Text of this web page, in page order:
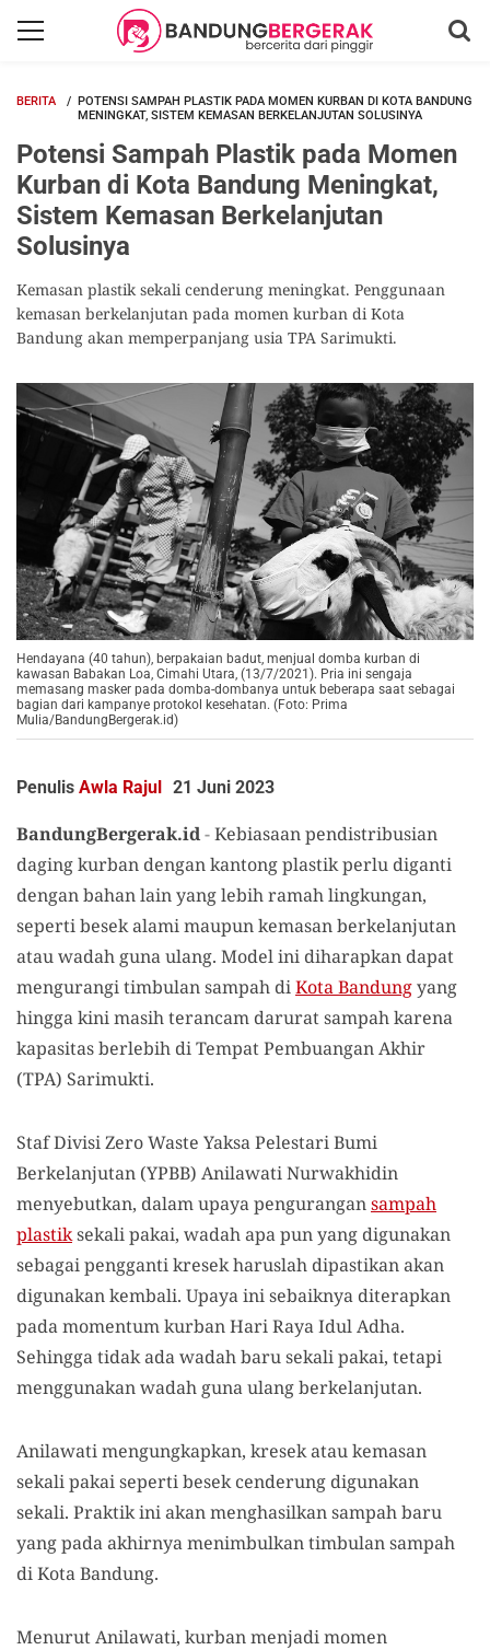
BERITA
POTENSI SAMPAH PLASTIK PADA MOMEN KURBAN DI KOTA BANDUNG
MENINGKAT, SISTEM KEMASAN BERKELANJUTAN SOLUSINYA
Potensi Sampah Plastik pada Momen
Kurban di Kota Bandung Meningkat,
Sistem Kemasan Berkelanjutan
Solusinya
Kemasan plastik sekali cenderung meningkat. Penggunaan
kemasan berkelanjutan pada momen kurban di Kota
Bandung akan memperpanjang usia TPA Sarimukti.
Hendayana (40 tahun), berpakaian badut, menjual domba kurban di
kawasan Babakan Loa, Cimahi Utara, (13/7/2021). Pria ini sengaja
memasang masker pada domba-dombanya untuk beberapa saat sebagai
bagian dari kampanye protokol kesehatan. (Foto: Prima
Mulia/BandungBergerak.id)
Penulis Awla Rajul 21 Juni 2023
BandungBergerak.id-Kebiasaan pendistribusian
daging kurban dengan kantong plastik perlu diganti
dengan bahan lain yang lebih ramah lingkungan,
seperti besek alami maupun kemasan berkelanjutan
atau wadah guna ulang. Model ini diharapkan dapat
mengurangi timbulan sampah diKota Bandungyang
hingga kini masih terancam darurat sampah karena
kapasitas berlebih di Tempat Pembuangan Akhir
(TPA) Sarimukti.
Staf Divisi Zero Waste Yaksa Pelestari Bumi
Berkelanjutan (YPBB) Anilawati Nurwakhidin
menyebutkan, dalam upaya pengurangansampah
plastiksekali pakai, wadah apa pun yang digunakan
sebagai pengganti kresek haruslah dipastikan akan
digunakan kembali. Upaya ini sebaiknya diterapkan
pada momentum kurban Hari Raya Idul Adha.
Sehingga tidak ada wadah baru sekali pakai, tetapi
menggunakan wadah guna ulang berkelanjutan.
Anilawati mengungkapkan, kresek atau kemasan
sekali pakai seperti besek cenderung digunakan
sekali. Praktik ini akan menghasilkan sampah baru
yang pada akhirnya menimbulkan timbulan sampah
di Kota Bandung.
Menurut Anilawati, kurban menjadi momen